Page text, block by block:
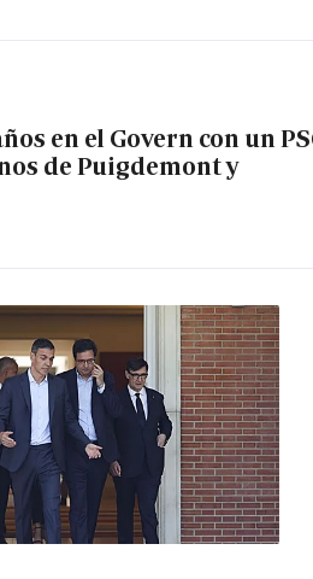
en el Govern con un
de Puigdemont y